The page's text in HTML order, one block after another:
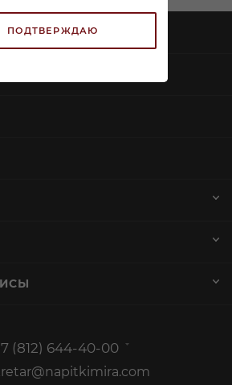
ПОДТВЕРЖДАЮ
(812) 644-40-00